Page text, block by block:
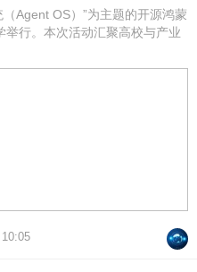
Agent OS）”为主题的开源鸿蒙
行。本次活动汇聚高校与产业